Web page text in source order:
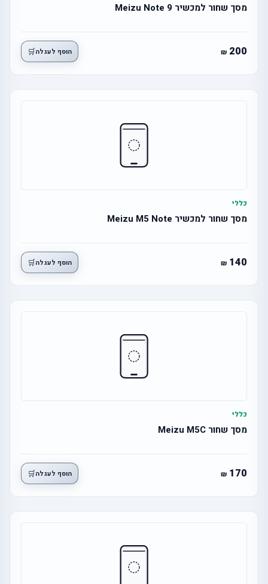
מסך שחור למכשיר 9 Meizu Note
200 הוסף לעגלה🛒
כללי
מסך שחור למכשיר Meizu M5 Note
140 הוסף לעגלה🛒
כללי
מסך שחור Meizu M5C
170 הוסף לעגלה🛒